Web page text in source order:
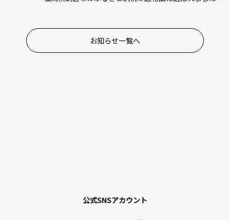
お知らせ一覧へ
公式SNSアカウント